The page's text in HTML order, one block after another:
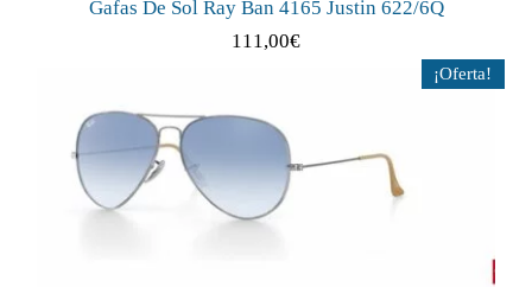
Gafas De Sol Ray Ban 4165 Justin 622/6Q
111,00€
¡Oferta!